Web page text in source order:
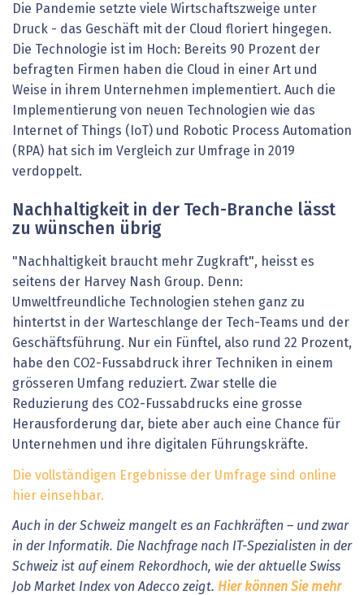
Die Pandemie setzte viele Wirtschaftszweige unter
Druck - das Geschäft mit der Cloud floriert hingegen.
Die Technologie ist im Hoch: Bereits 90 Prozent der
befragten Firmen haben die Cloud in einer Art und
Weise in ihrem Unternehmen implementiert. Auch die
Implementierung von neuen Technologien wie das
Internet of Things (IoT) und Robotic Process Automation
(RPA) hat sich im Vergleich zur Umfrage in 2019
verdoppelt.
Nachhaltigkeit in der Tech-Branche lässt
zu wünschen übrig
"Nachhaltigkeit braucht mehr Zugkraft", heisst es
seitens der Harvey Nash Group. Denn:
Umweltfreundliche Technologien stehen ganz zu
hintertst in der Warteschlange der Tech-Teams und der
Geschäftsführung. Nur ein Fünftel, also rund 22 Prozent,
habe den CO2-Fussabdruck ihrer Techniken in einem
grösseren Umfang reduziert. Zwar stelle die
Reduzierung des CO2-Fussabdrucks eine grosse
Herausforderung dar, biete aber auch eine Chance für
Unternehmen und ihre digitalen Führungskräfte.
Die vollständigen Ergebnisse der Umfrage sind online
hier einsehbar.
Auch in der Schweiz mangelt es an Fachkräften – und zwar
in der Informatik. Die Nachfrage nach IT-Spezialisten in der
Schweiz ist auf einem Rekordhoch, wie der aktuelle Swiss
Job Market Index von Adecco zeigt. Hier können Sie mehr